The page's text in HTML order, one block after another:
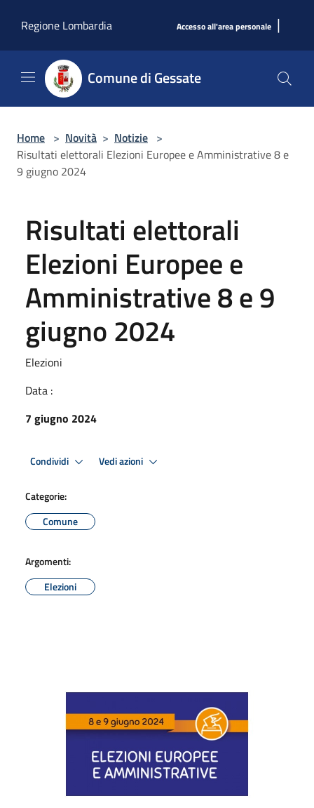
Regione Lombardia
Accesso all'area personale |
Comune di Gessate
Home > Novità > Notizie >
Risultati elettorali Elezioni Europee e Amministrative 8 e
9 giugno 2024
Risultati elettorali
Elezioni Europee e
Amministrative 8 e 9
giugno 2024
Elezioni
Data :
7 giugno 2024
Condividi Vedi azioni
Categorie:
Comune
Argomenti:
Elezioni